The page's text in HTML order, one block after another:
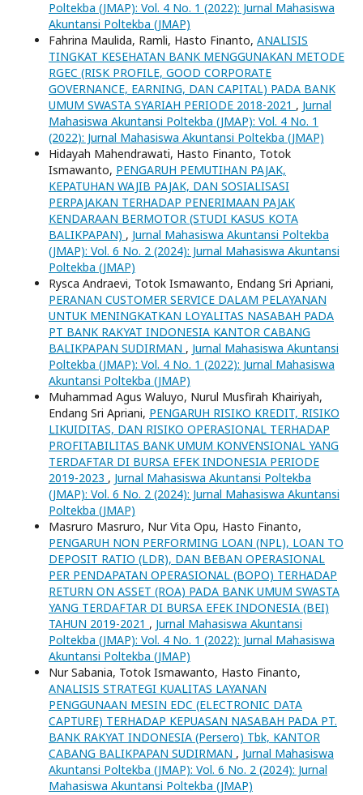
Poltekba (JMAP): Vol. 4 No. 1 (2022): Jurnal Mahasiswa
Akuntansi Poltekba (JMAP)
Fahrina Maulida, Ramli, Hasto Finanto, ANALISIS
TINGKAT KESEHATAN BANK MENGGUNAKAN METODE
RGEC (RISK PROFILE, GOOD CORPORATE
GOVERNANCE, EARNING, DAN CAPITAL) PADA BANK
UMUM SWASTA SYARIAH PERIODE 2018-2021 , Jurnal
Mahasiswa Akuntansi Poltekba (JMAP): Vol. 4 No. 1
(2022): Jurnal Mahasiswa Akuntansi Poltekba (JMAP)
Hidayah Mahendrawati, Hasto Finanto, Totok
Ismawanto, PENGARUH PEMUTIHAN PAJAK,
KEPATUHAN WAJIB PAJAK, DAN SOSIALISASI
PERPAJAKAN TERHADAP PENERIMAAN PAJAK
KENDARAAN BERMOTOR (STUDI KASUS KOTA
BALIKPAPAN) , Jurnal Mahasiswa Akuntansi Poltekba
(JMAP): Vol. 6 No. 2 (2024): Jurnal Mahasiswa Akuntansi
Poltekba (JMAP)
Rysca Andraevi, Totok Ismawanto, Endang Sri Apriani,
PERANAN CUSTOMER SERVICE DALAM PELAYANAN
UNTUK MENINGKATKAN LOYALITAS NASABAH PADA
PT BANK RAKYAT INDONESIA KANTOR CABANG
BALIKPAPAN SUDIRMAN , Jurnal Mahasiswa Akuntansi
Poltekba (JMAP): Vol. 4 No. 1 (2022): Jurnal Mahasiswa
Akuntansi Poltekba (JMAP)
Muhammad Agus Waluyo, Nurul Musfirah Khairiyah,
Endang Sri Apriani, PENGARUH RISIKO KREDIT, RISIKO
LIKUIDITAS, DAN RISIKO OPERASIONAL TERHADAP
PROFITABILITAS BANK UMUM KONVENSIONAL YANG
TERDAFTAR DI BURSA EFEK INDONESIA PERIODE
2019-2023 , Jurnal Mahasiswa Akuntansi Poltekba
(JMAP): Vol. 6 No. 2 (2024): Jurnal Mahasiswa Akuntansi
Poltekba (JMAP)
Masruro Masruro, Nur Vita Opu, Hasto Finanto,
PENGARUH NON PERFORMING LOAN (NPL), LOAN TO
DEPOSIT RATIO (LDR), DAN BEBAN OPERASIONAL
PER PENDAPATAN OPERASIONAL (BOPO) TERHADAP
RETURN ON ASSET (ROA) PADA BANK UMUM SWASTA
YANG TERDAFTAR DI BURSA EFEK INDONESIA (BEI)
TAHUN 2019-2021 , Jurnal Mahasiswa Akuntansi
Poltekba (JMAP): Vol. 4 No. 1 (2022): Jurnal Mahasiswa
Akuntansi Poltekba (JMAP)
Nur Sabania, Totok Ismawanto, Hasto Finanto,
ANALISIS STRATEGI KUALITAS LAYANAN
PENGGUNAAN MESIN EDC (ELECTRONIC DATA
CAPTURE) TERHADAP KEPUASAN NASABAH PADA PT.
BANK RAKYAT INDONESIA (Persero) Tbk, KANTOR
CABANG BALIKPAPAN SUDIRMAN , Jurnal Mahasiswa
Akuntansi Poltekba (JMAP): Vol. 6 No. 2 (2024): Jurnal
Mahasiswa Akuntansi Poltekba (JMAP)